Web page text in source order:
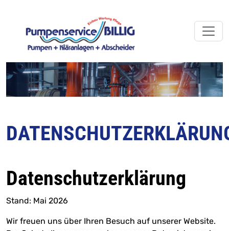
Datenschutzerklärung
Stand: Mai 2026
Wir freuen uns über Ihren Besuch auf unserer Website.